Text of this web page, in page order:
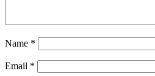
Name *
Email *